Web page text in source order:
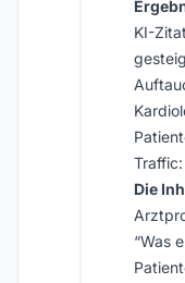
KI-
Die
“Was